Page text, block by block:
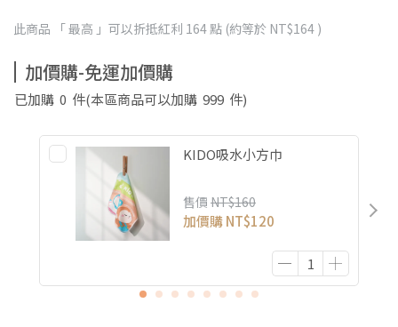
此商品 「 最高 」可以折抵紅利 164點 (約等於 NT$164 )
加價購-免運加價購
已加購 0 件(本區商品可以加購 999 件)
KIDO吸水小方巾
售價 NT$160
加價購NT$120